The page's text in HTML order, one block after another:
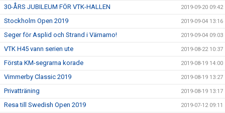
30-ÅRS JUBILEUM FÖR VTK-HALLEN 2019-09-20 09:42
Stockholm Open 2019 2019-09-04 13:16
Seger för Asplid och Strand i Värnamo! 2019-09-04 09:03
VTK H45 vann serien ute 2019-08-22 10:37
Första KM-segrarna korade 2019-08-19 14:00
Vimmerby Classic 2019 2019-08-19 13:27
Privatträning 2019-08-19 13:17
Resa till Swedish Open 2019 2019-07-12 09:11